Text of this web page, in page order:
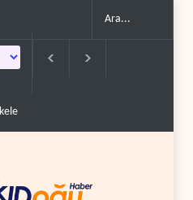
yüzde 100'e varan g�..